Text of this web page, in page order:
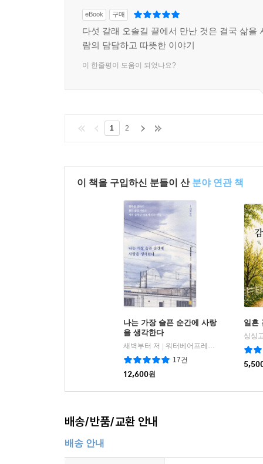
eBook 구매
다섯 갈래 오솔길 끝에서 만난 것은 결국 삶을
람의 담담하고 따뜻한 이야기
이 한줄평이 도움이 되었나요?
1 2
이 책을 구입하신 분들이 산 분야 연관 책
나는 가장 슬픈 순간에 사랑
을 생각한다
새벽부터 저 | 워터베어프레스 (WATER BEAR PRESS)
17건
12,600원
일흔
싱싱
배송/반품/교환 안내
배송 안내